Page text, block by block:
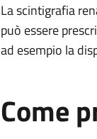
La scintigrafia
può essere
ad esempio la
Come